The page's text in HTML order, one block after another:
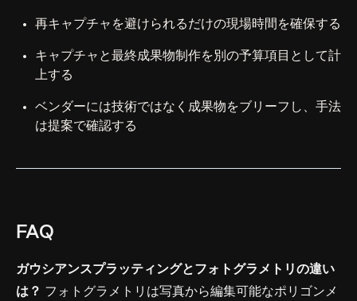
再キャプチャを避けられるだけの現場時間を確保する
キャプチャと最終成果物制作を別の予算項目として計
上する
ベンダーには技術ではなく成果物をブリーフし、手法
は提案で確認する
FAQ
ガウシアンスプラッティングとフォトグラメトリの違い
は？ フォトグラメトリは写真から編集可能なポリゴンメ